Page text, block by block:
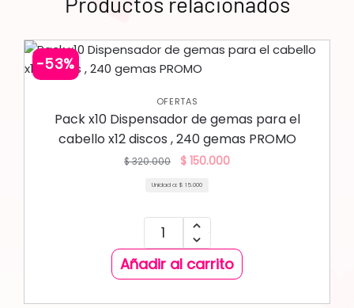
-53%
OFERTAS
Pack x10 Dispensador de gemas para el
cabello x12 discos , 240 gemas PROMO
$320.000 $ 150.000
Unidad a: $ 15.000
Añadir al carrito